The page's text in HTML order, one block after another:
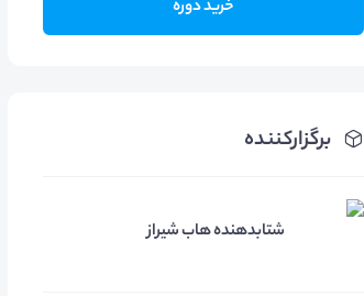
خرید دوره
برگزارکننده
شتابدهنده هاب شیراز